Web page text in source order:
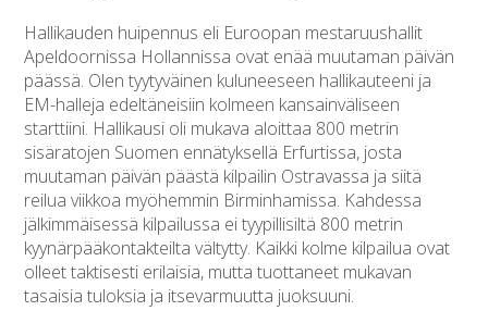
Hallikauden huipennus eli Euroopan mestaruushallit
Apeldoornissa Hollannissa ovat enää muutaman päivän
päässä. Olen tyytyväinen kuluneeseen hallikauteeni ja
EM-halleja edeltäneisiin kolmeen kansainväliseen
starttiini. Hallikausi oli mukava aloittaa 800 metrin
sisäratojen Suomen ennätyksellä Erfurtissa, josta
muutaman päivän päästä kilpailin Ostravassa ja siitä
reilua viikkoa myöhemmin Birminhamissa. Kahdessa
jälkimmäisessä kilpailussa ei tyypillisiltä 800 metrin
kyynärpääkontakteilta vältytty. Kaikki kolme kilpailua ovat
olleet taktisesti erilaisia, mutta tuottaneet mukavan
tasaisia tuloksia ja itsevarmuutta juoksuuni.